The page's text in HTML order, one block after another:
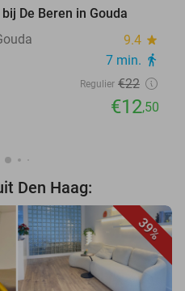
De Beren in Gouda
9.4 star
7 min. directions_walk
Regulier €22
€12,50
Den Haag:
39%